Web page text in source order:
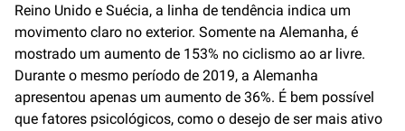
Reino Unido e Suécia, a linha de tendência indica um
movimento claro no exterior. Somente na Alemanha, é
mostrado um aumento de 153% no ciclismo ao ar livre.
Durante o mesmo período de 2019, a Alemanha
apresentou apenas um aumento de 36%. É bem possível
que fatores psicológicos, como o desejo de ser mais ativo